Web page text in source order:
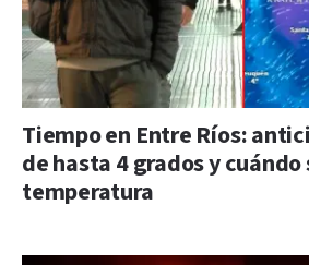
Tiempo en Entre Ríos:
de hasta 4 grados y cuándo
temperatura